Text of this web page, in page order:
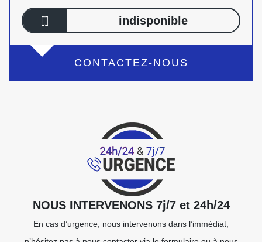
indisponible
CONTACTEZ-NOUS
NOUS INTERVENONS 7j/7 et 24h/24
En cas d’urgence, nous intervenons dans l’immédiat,